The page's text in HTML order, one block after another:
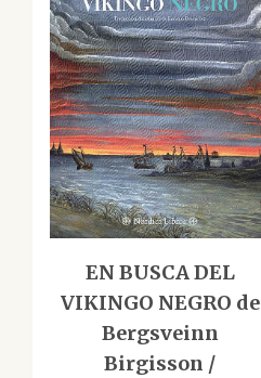
EN BUSCA DEL
VIKINGO NEGRO de
Bergsveinn
Birgisson /